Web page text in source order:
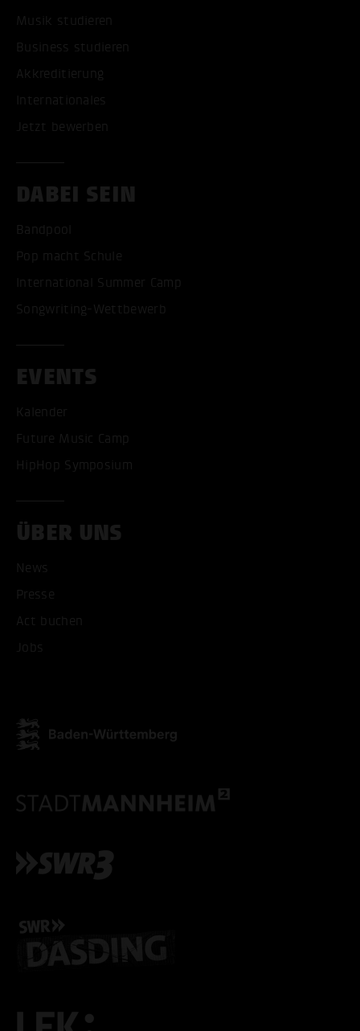
Musik studieren
Business studieren
Akkreditierung
Internationales
Jetzt bewerben
DABEI SEIN
Bandpool
Pop macht Schule
International Summer Camp
Songwriting-Wettbewerb
EVENTS
Kalender
Future Music Camp
HipHop Symposium
ÜBER UNS
News
Presse
Act buchen
Jobs